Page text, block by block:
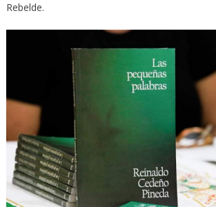
Rebelde.